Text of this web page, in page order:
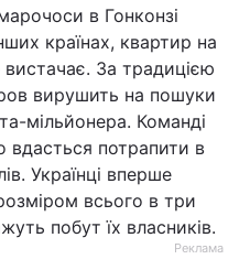
в Гонконзі
країнах, квартир на
вистачає. За традицією
вирушить на пошуки
мільйонера. Команді
потрапити в
Українці вперше
всього в три
побут їх власників.
Реклама